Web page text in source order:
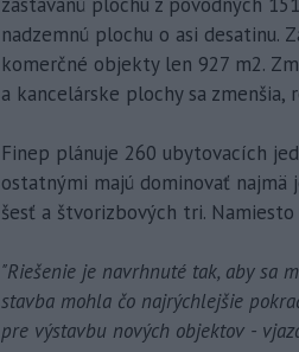
nadzemnú plochu o asi desatinu.
komerčné objekty len 927 m2.
a kancelárske plochy sa
Finep plánuje 260 ubytovacích
ostatnými majú dominovať najmä
šesť a štvorizbových tri.
"Riešenie je navrhnuté tak, aby sa
stavba mohla čo najrýchlejšie
pre výstavbu nových objektov -